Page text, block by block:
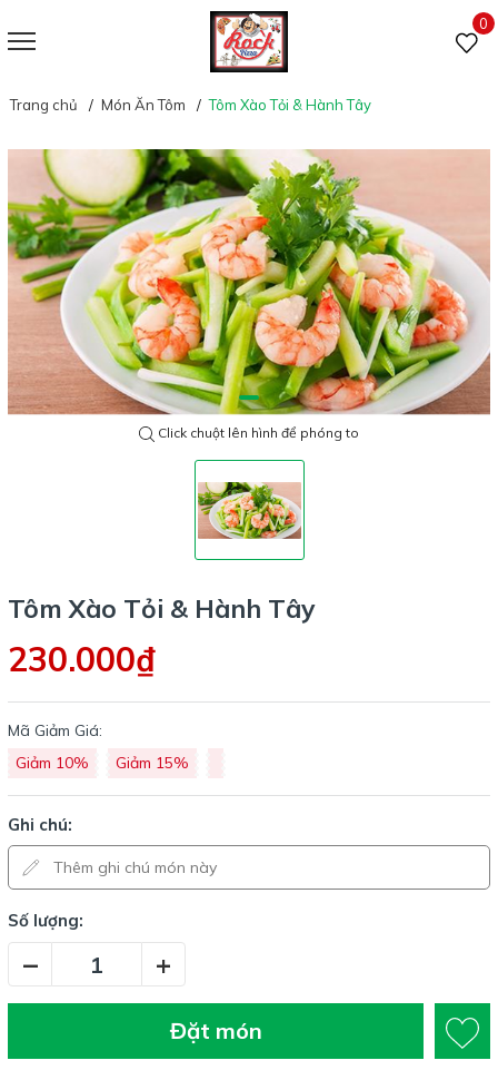
0
Trang chủ Món Ăn Tôm Tôm Xào Tỏi & Hành Tây
Click chuột lên hình để phóng to
Tôm Xào Tỏi & Hành Tây
230.000₫
Mã Giảm Giá:
Giảm 10%
Giảm 15%
Ghi chú:
Số lượng:
– +
Đặt món